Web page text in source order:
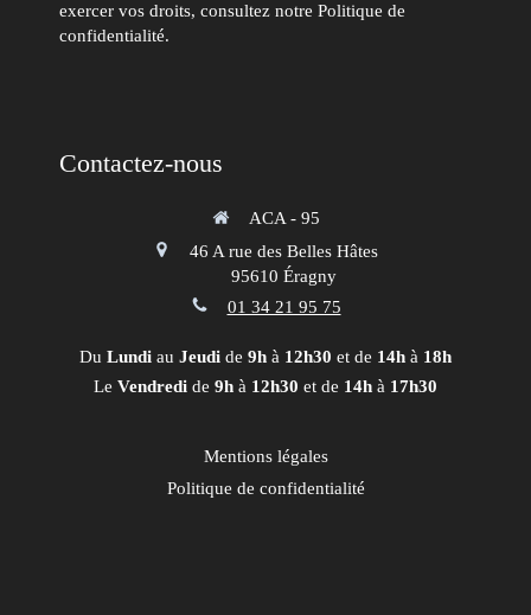
exercer vos droits, consultez notre Politique de
confidentialité.
Contactez-nous
ACA - 95
46 A rue des Belles Hâtes
95610 Éragny
01 34 21 95 75
Du Lundi au Jeudi de 9h à 12h30 et de 14h à 18h
Le Vendredi de 9h à 12h30 et de 14h à 17h30
Mentions légales
Politique de confidentialité